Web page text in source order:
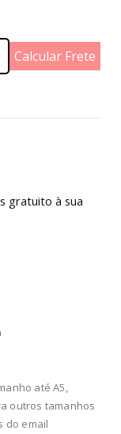
Calcular Frete
gratuito à sua
até A5,
outros tamanhos
do email